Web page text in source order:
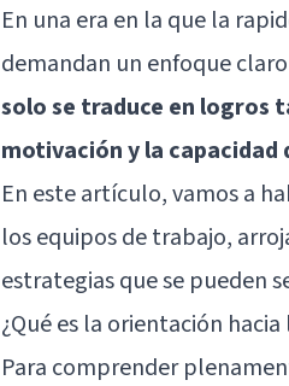
En una era en la que la
demandan un enfoque
solo se traduce en logros
motivación y la
En este artículo, vamos a
los equipos de trabajo,
estrategias que se pueden
¿Qué es la orientación
Para comprender